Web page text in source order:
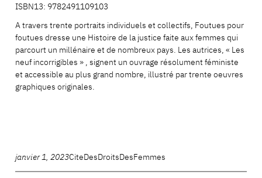
ISBN13: 9782491109103
A travers trente portraits individuels et collectifs, Foutues pour
foutues dresse une Histoire de la justice faite aux femmes qui
parcourt un millénaire et de nombreux pays. Les autrices, « Les
neuf incorrigibles » , signent un ouvrage résolument féministe
et accessible au plus grand nombre, illustré par trente oeuvres
graphiques originales.
janvier 1, 2023CiteDesDroitsDesFemmes